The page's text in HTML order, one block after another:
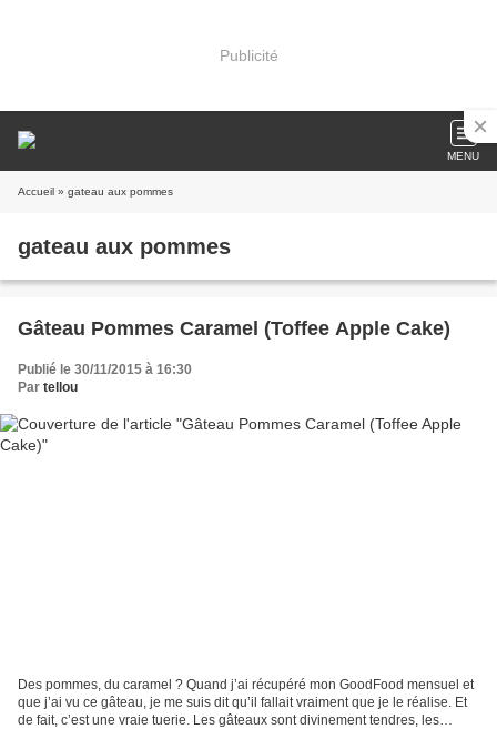
Publicité
MENU
Accueil » gateau aux pommes
gateau aux pommes
Gâteau Pommes Caramel (Toffee Apple Cake)
Publié le 30/11/2015 à 16:30
Par tellou
Des pommes, du caramel ? Quand j’ai récupéré mon GoodFood mensuel et
que j’ai vu ce gâteau, je me suis dit qu’il fallait vraiment que je le réalise. Et
de fait, c’est une vraie tuerie. Les gâteaux sont divinement tendres, les